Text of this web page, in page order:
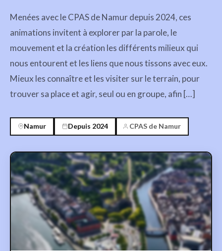
Menées avec le CPAS de Namur depuis 2024, ces
animations invitent à explorer par la parole, le
mouvement et la création les différents milieux qui
nous entourent et les liens que nous tissons avec eux.
Mieux les connaître et les visiter sur le terrain, pour
trouver sa place et agir, seul ou en groupe, afin […]
Namur Depuis 2024 CPAS de Namur